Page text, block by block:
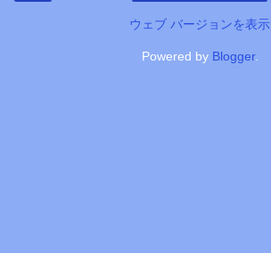
ウェブ バージョンを表示
Powered by Blogger.